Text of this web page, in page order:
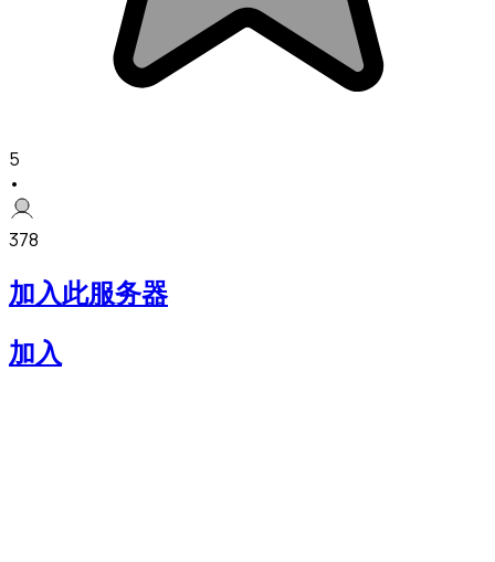
5
•
378
加入此服务器
加入